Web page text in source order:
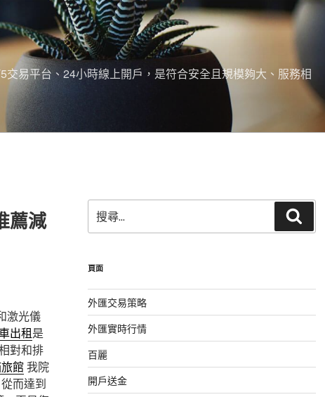
易平台、24小時線上開戶，是符合安全且規模夠大、服務相
薦減
激光儀
出租是
對和排
館我院
從而達到
尋
關
字:
尋
頁面
外匯交易策略
外匯實時行情
百麗
開戶送金